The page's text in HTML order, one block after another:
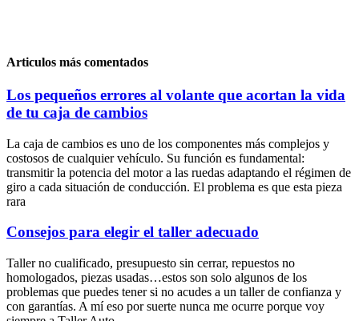
Articulos más comentados
Los pequeños errores al volante que acortan la vida
de tu caja de cambios
La caja de cambios es uno de los componentes más complejos y
costosos de cualquier vehículo. Su función es fundamental:
transmitir la potencia del motor a las ruedas adaptando el régimen de
giro a cada situación de conducción. El problema es que esta pieza
rara
Consejos para elegir el taller adecuado
Taller no cualificado, presupuesto sin cerrar, repuestos no
homologados, piezas usadas…estos son solo algunos de los
problemas que puedes tener si no acudes a un taller de confianza y
con garantías. A mí eso por suerte nunca me ocurre porque voy